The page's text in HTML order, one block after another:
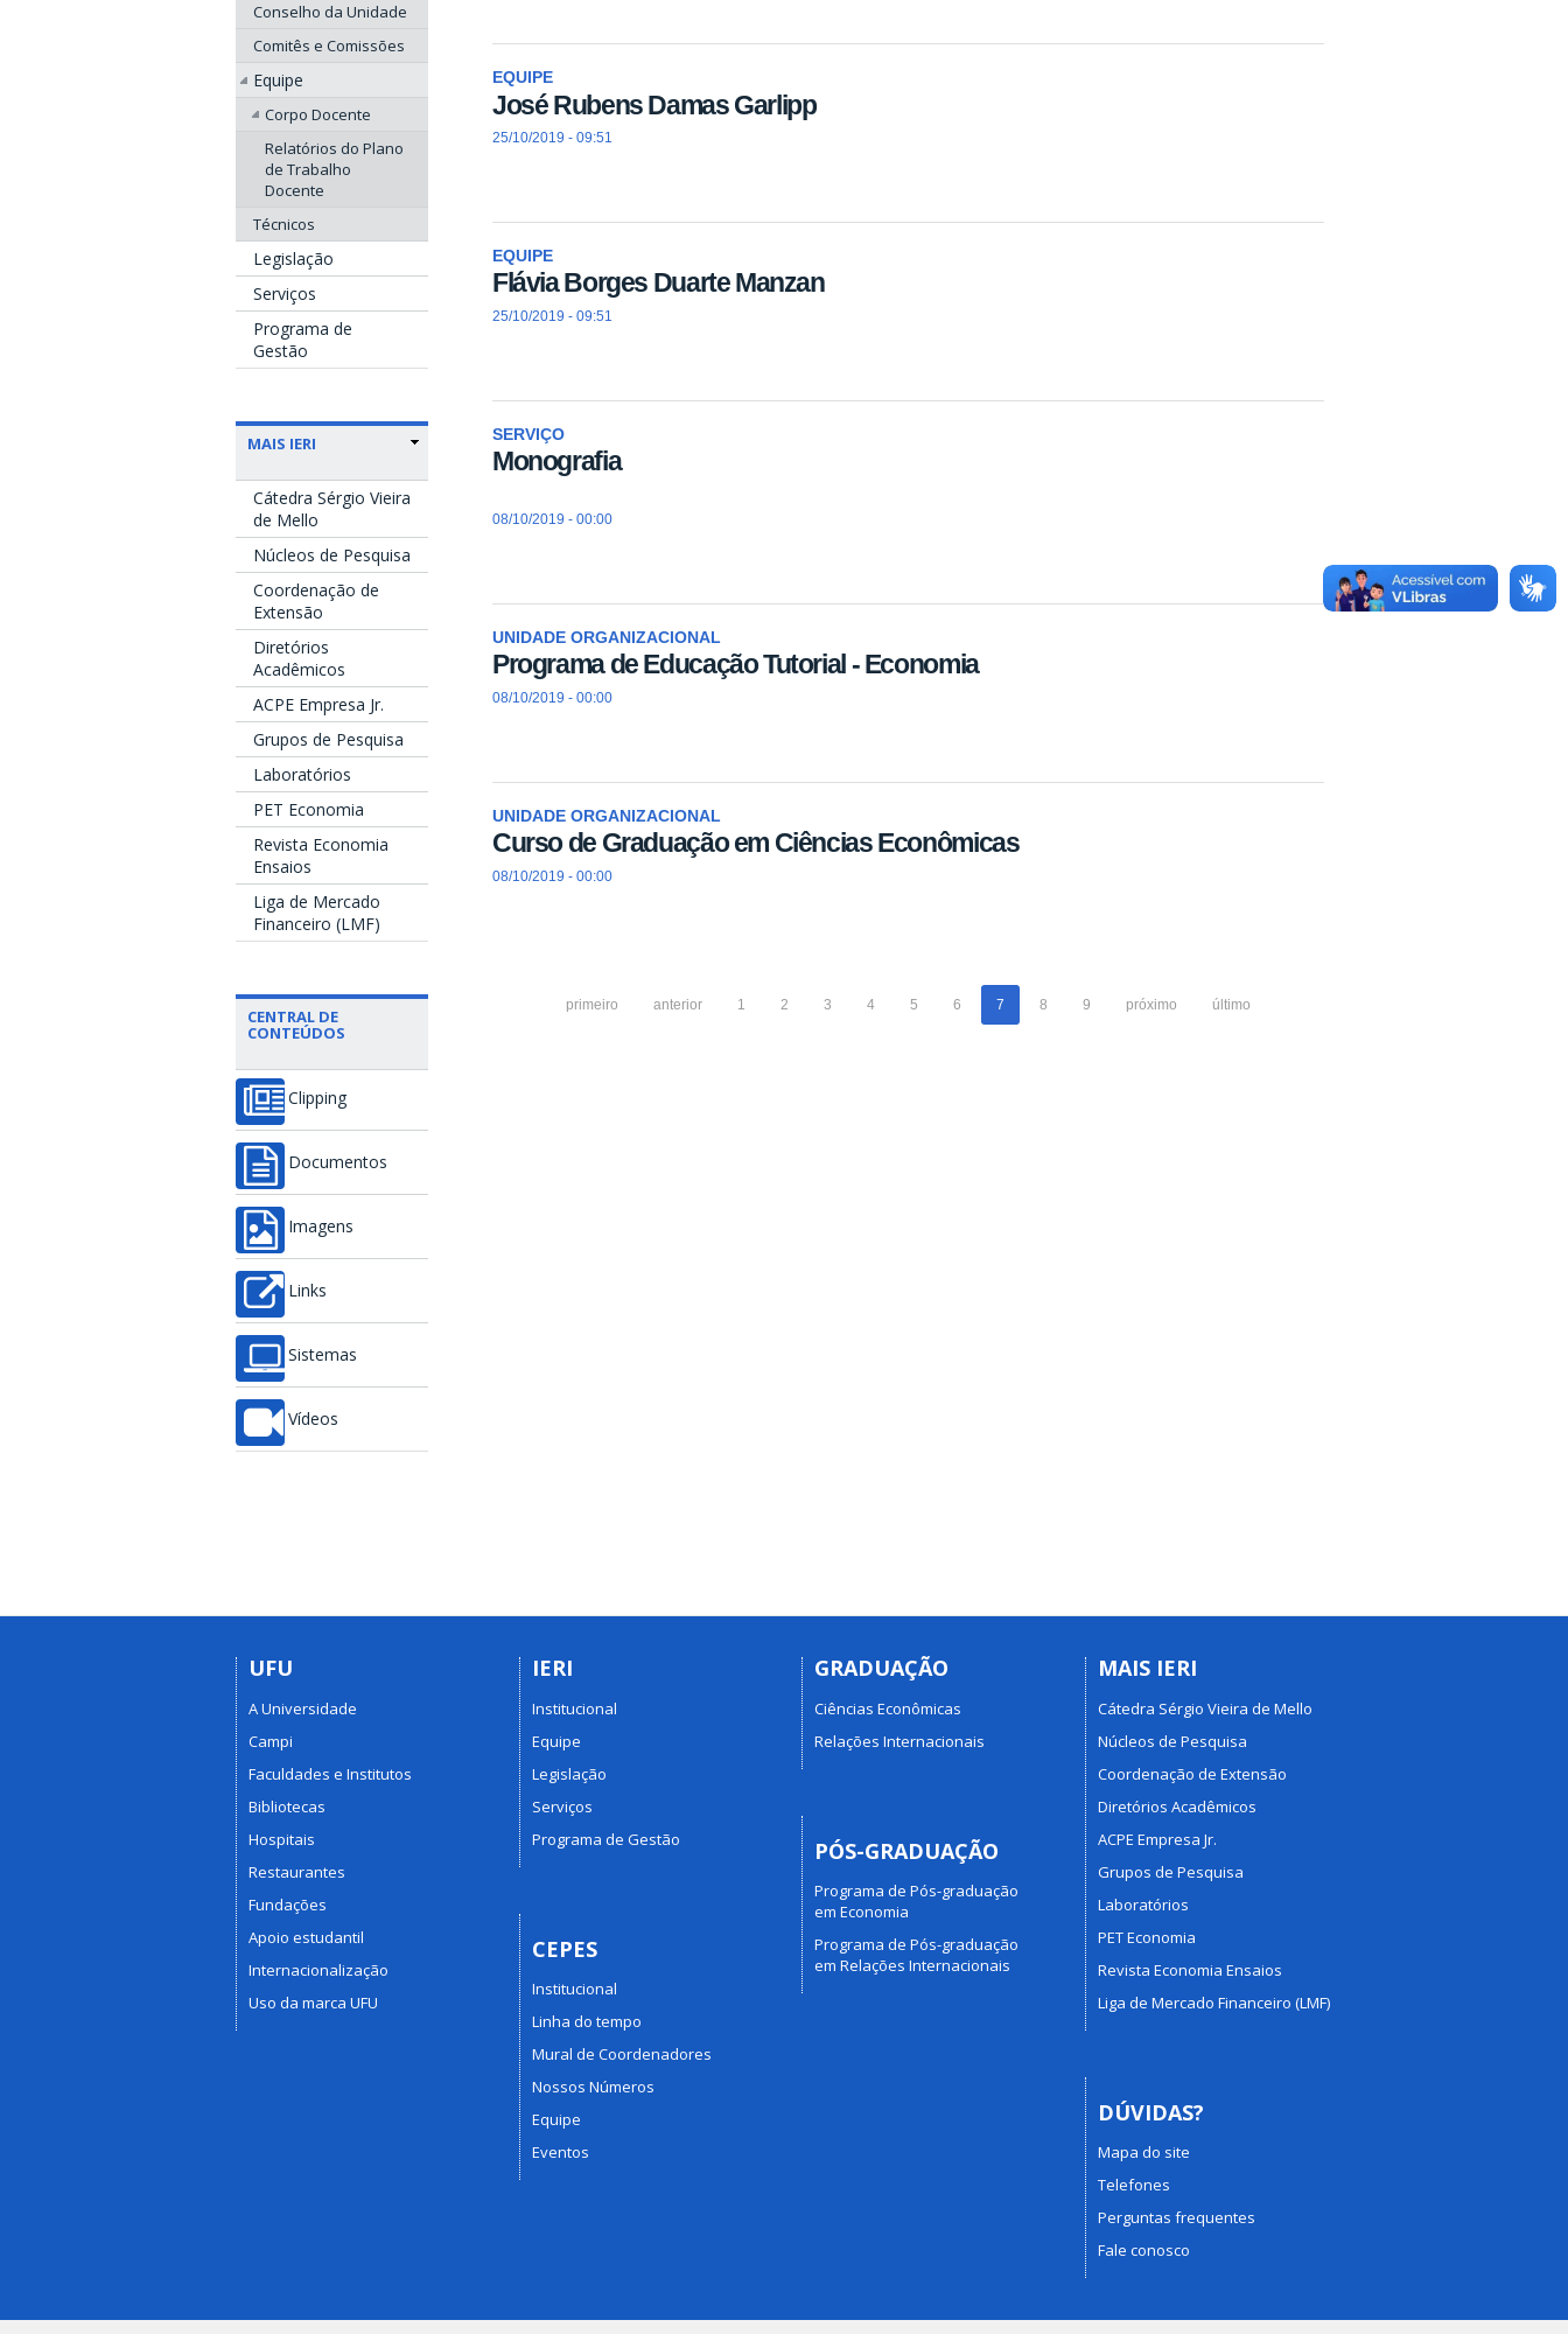
Conselho da Unidade
Comitês e Comissões
Equipe
Corpo Docente
Relatórios do Plano
de Trabalho
Docente
Técnicos
Legislação
Serviços
Programa de
Gestão
MAIS IERI
Cátedra Sérgio Vieira
de Mello
Núcleos de Pesquisa
Coordenação de
Extensão
Diretórios
Acadêmicos
ACPE Empresa Jr.
Grupos de Pesquisa
Laboratórios
PET Economia
Revista Economia
Ensaios
Liga de Mercado
Financeiro (LMF)
CENTRAL DE
CONTEÚDOS
Clipping
Documentos
Imagens
Links
Sistemas
Vídeos
EQUIPE
José Rubens Damas Garlipp
25/10/2019 - 09:51
EQUIPE
Flávia Borges Duarte Manzan
25/10/2019 - 09:51
SERVIÇO
Monografia
08/10/2019 - 00:00
UNIDADE ORGANIZACIONAL
Programa de Educação Tutorial - Economia
08/10/2019 - 00:00
UNIDADE ORGANIZACIONAL
Curso de Graduação em Ciências Econômicas
08/10/2019 - 00:00
primeiro anterior 1 2 3 4 5 6 7 8 9 próximo último
UFU
A Universidade
Campi
Faculdades e Institutos
Bibliotecas
Hospitais
Restaurantes
Fundações
Apoio estudantil
Internacionalização
Uso da marca UFU
IERI
Institucional
Equipe
Legislação
Serviços
Programa de Gestão
CEPES
Institucional
Linha do tempo
Mural de Coordenadores
Nossos Números
Equipe
Eventos
GRADUAÇÃO
Ciências Econômicas
Relações Internacionais
PÓS-GRADUAÇÃO
Programa de Pós-graduação
em Economia
Programa de Pós-graduação
em Relações Internacionais
MAIS IERI
Cátedra Sérgio Vieira de Mello
Núcleos de Pesquisa
Coordenação de Extensão
Diretórios Acadêmicos
ACPE Empresa Jr.
Grupos de Pesquisa
Laboratórios
PET Economia
Revista Economia Ensaios
Liga de Mercado Financeiro (LMF)
DÚVIDAS?
Mapa do site
Telefones
Perguntas frequentes
Fale conosco